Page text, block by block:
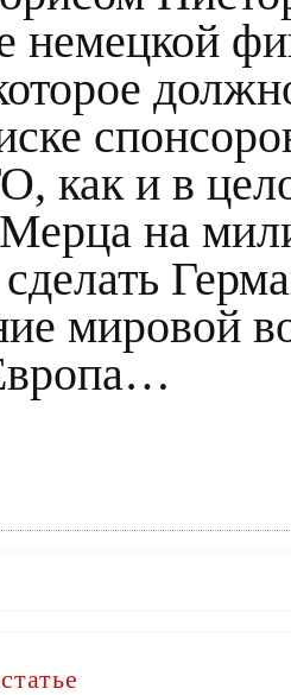
немецкой
как и в
на
мировой